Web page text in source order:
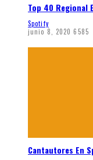
Top 40 Regional
Spotify
junio 8, 2020 6585
Cantautores En